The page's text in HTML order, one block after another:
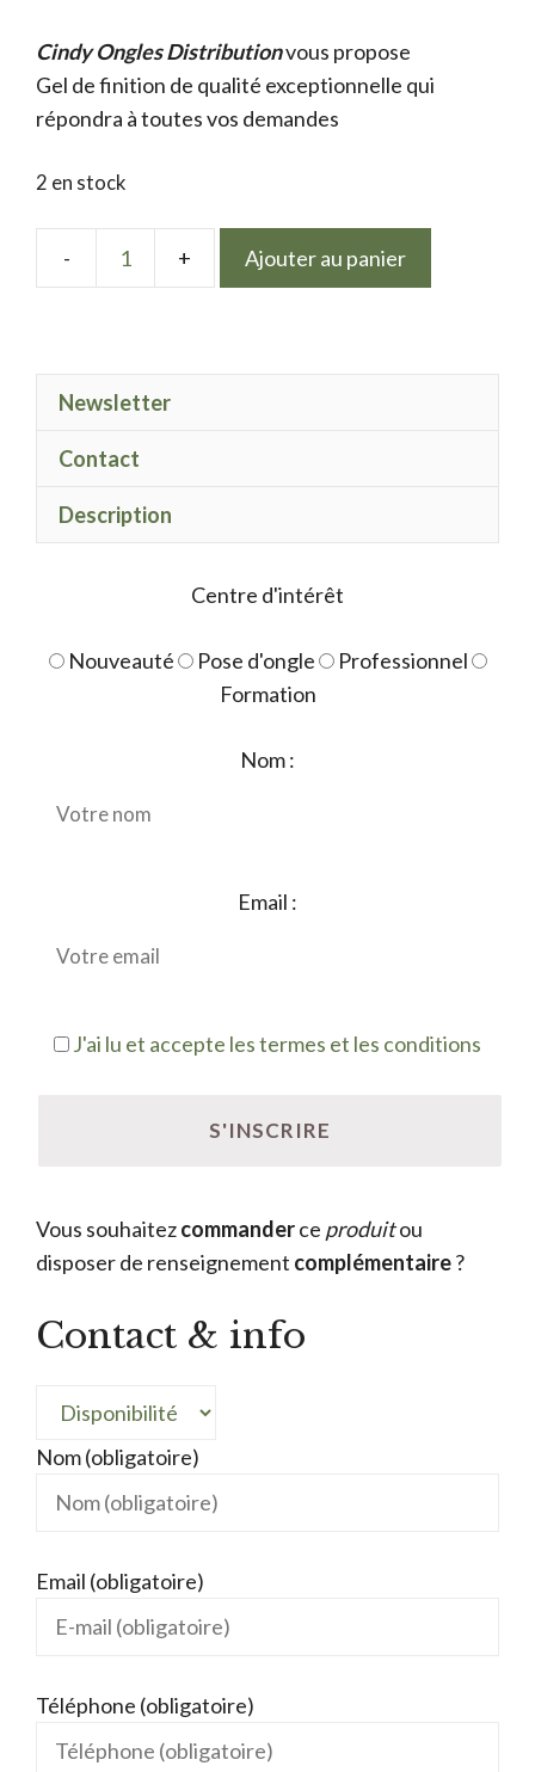
initial
était :
9.50 €.
actuel
est :
7.50 €.
Cindy Ongles Distributionvous propose
Gel de finition de qualité exceptionnelle qui
répondra à toutes vos demandes
2 en stock
quantité
Neon
Ajouter au panier
Newsletter
Contact
Description
Centre d'intérêt
Nouveauté Pose d'ongle
Professionnel
Formation
Nom :
Email :
J'ai lu et accepte les termes et les conditions
Vous souhaitezcommanderce produitou
disposer de renseignement complémentaire?
Contact & info
Nom (obligatoire)
Email (obligatoire)
Téléphone (obligatoire)